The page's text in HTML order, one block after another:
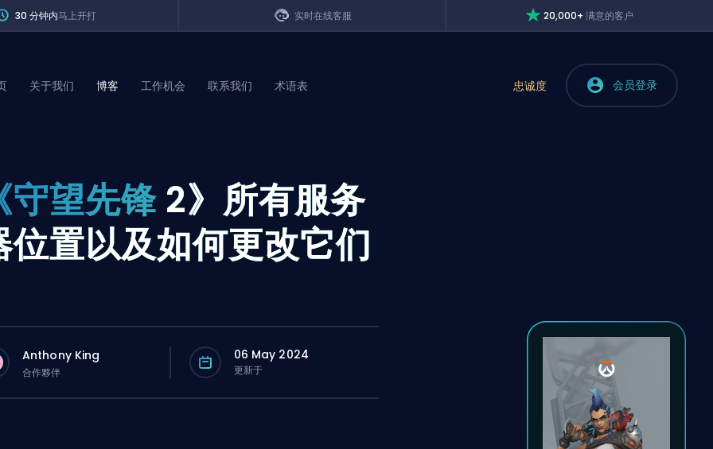
30 分钟内马上开打 实时在线客服 20,000+满意的客户
关于我们 博客 工作机会 联系我们 术语表 忠诚度 会员登录
守望先锋 2》所有服务
位置以及如何更改它们
Anthony King
合作夥伴
06 May 2024
更新于